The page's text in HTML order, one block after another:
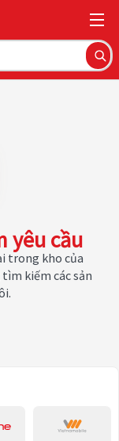
yêu cầu
trong kho của
kiếm các sản